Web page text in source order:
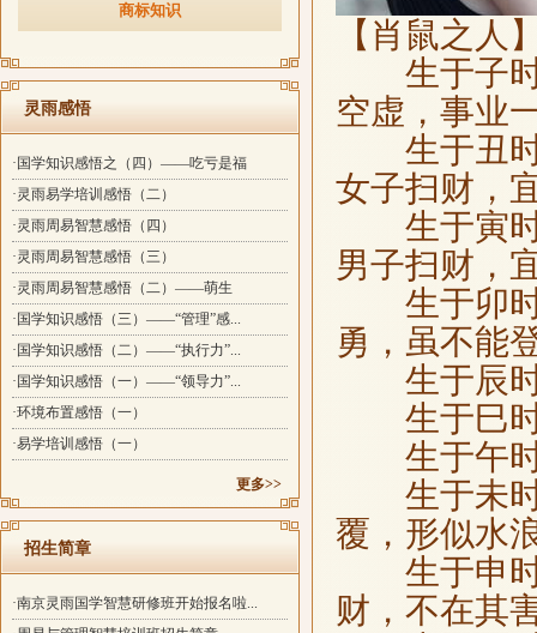
商标知识
灵雨感悟
·国学知识感悟之（四）——吃亏是福
·灵雨易学培训感悟（二）
·灵雨周易智慧感悟（四）
·灵雨周易智慧感悟（三）
·灵雨周易智慧感悟（二）——萌生
·国学知识感悟（三）——“管理”感...
·国学知识感悟（二）——“执行力”...
·国学知识感悟（一）——“领导力”...
·环境布置感悟（一）
·易学培训感悟（一）
更多>>
招生简章
·南京灵雨国学智慧研修班开始报名啦...
【肖鼠之人
生于子时
空虚，事业
生于丑时
女子扫财，
生于寅时
男子扫财，
生于卯时
勇，虽不能
生于辰时
生于巳时
生于午时
生于未时
覆，形似水
生于申时
财，不在其